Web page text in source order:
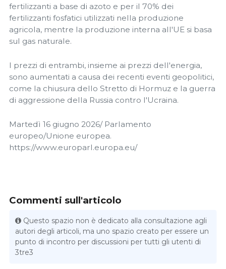
fertilizzanti a base di azoto e per il 70% dei
fertilizzanti fosfatici utilizzati nella produzione
agricola, mentre la produzione interna all'UE si basa
sul gas naturale.
I prezzi di entrambi, insieme ai prezzi dell'energia,
sono aumentati a causa dei recenti eventi geopolitici,
come la chiusura dello Stretto di Hormuz e la guerra
di aggressione della Russia contro l'Ucraina.
Martedì 16 giugno 2026/ Parlamento
europeo/Unione europea.
https://www.europarl.europa.eu/
Commenti sull'articolo
Questo spazio non è dedicato alla consultazione agli
autori degli articoli, ma uno spazio creato per essere un
punto di incontro per discussioni per tutti gli utenti di
3tre3